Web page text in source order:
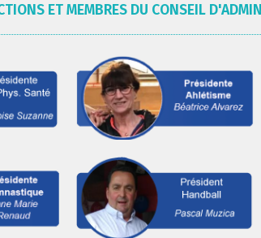
ET MEMBRES DU CONSEIL